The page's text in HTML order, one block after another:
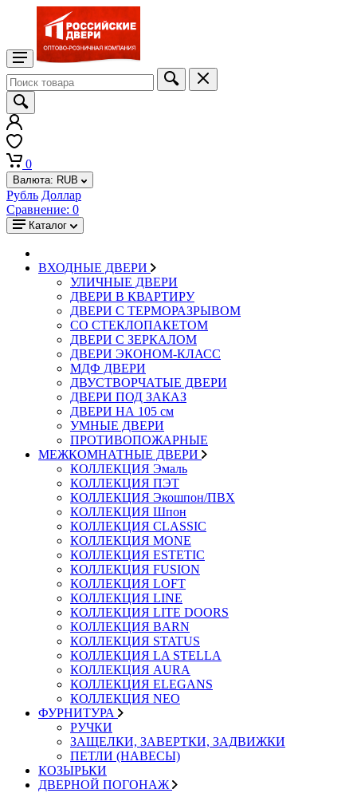
0
Валюта: RUB
Рубль Доллар
Сравнение: 0
Каталог
ВХОДНЫЕ ДВЕРИ
УЛИЧНЫЕ ДВЕРИ
ДВЕРИ В КВАРТИРУ
ДВЕРИ С ТЕРМОРАЗРЫВОМ
СО СТЕКЛОПАКЕТОМ
ДВЕРИ С ЗЕРКАЛОМ
ДВЕРИ ЭКОНОМ-КЛАСС
МДФ ДВЕРИ
ДВУСТВОРЧАТЫЕ ДВЕРИ
ДВЕРИ ПОД ЗАКАЗ
ДВЕРИ НА 105 см
УМНЫЕ ДВЕРИ
ПРОТИВОПОЖАРНЫЕ
МЕЖКОМНАТНЫЕ ДВЕРИ
КОЛЛЕКЦИЯ Эмаль
КОЛЛЕКЦИЯ ПЭТ
КОЛЛЕКЦИЯ Экошпон/ПВХ
КОЛЛЕКЦИЯ Шпон
КОЛЛЕКЦИЯ CLASSIC
КОЛЛЕКЦИЯ MONE
КОЛЛЕКЦИЯ ESTETIC
КОЛЛЕКЦИЯ FUSION
КОЛЛЕКЦИЯ LOFT
КОЛЛЕКЦИЯ LINE
КОЛЛЕКЦИЯ LITE DOORS
КОЛЛЕКЦИЯ BARN
КОЛЛЕКЦИЯ STATUS
КОЛЛЕКЦИЯ LA STELLA
КОЛЛЕКЦИЯ AURA
КОЛЛЕКЦИЯ ELEGANS
КОЛЛЕКЦИЯ NEO
ФУРНИТУРА
РУЧКИ
ЗАЩЕЛКИ, ЗАВЕРТКИ, ЗАДВИЖКИ
ПЕТЛИ (НАВЕСЫ)
КОЗЫРЬКИ
ДВЕРНОЙ ПОГОНАЖ